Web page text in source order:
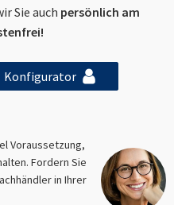
Sie auch persönlich am
Konfigurator
Voraussetzung,
Fordern Sie
in Ihrer